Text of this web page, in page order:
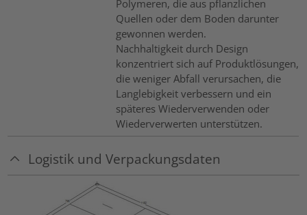
Polymeren, die aus pflanzlichen
Quellen oder dem Boden darunter
gewonnen werden.
Nachhaltigkeit durch Design
konzentriert sich auf Produktlösungen,
die weniger Abfall verursachen, die
Langlebigkeit verbessern und ein
späteres Wiederverwenden oder
Wiederverwerten unterstützen.
Logistik und Verpackungsdaten